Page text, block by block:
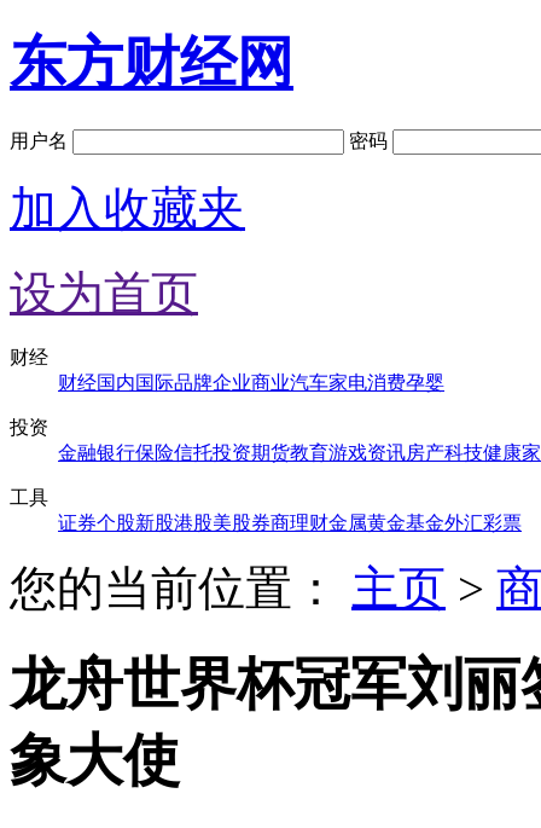
东方财经网
用户名 密码
加入收藏夹
设为首页
财经
财经国内国际品牌企业商业汽车家电消费孕婴
投资
金融银行保险信托投资期货教育游戏资讯房产科技健康
工具
证券个股新股港股美股券商理财金属黄金基金外汇彩票
您的当前位置： 主页 >
龙舟世界杯冠军刘
象大使